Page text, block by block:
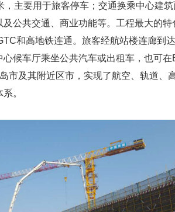
主要用于旅客停车；交通换乘中心建
公共交通、商业功能等。工程最大的
和高地铁连通。旅客经航站楼连廊到
候车厅乘坐公共汽车或出租车，也可
市及其附近区市，实现了航空、轨道、
。